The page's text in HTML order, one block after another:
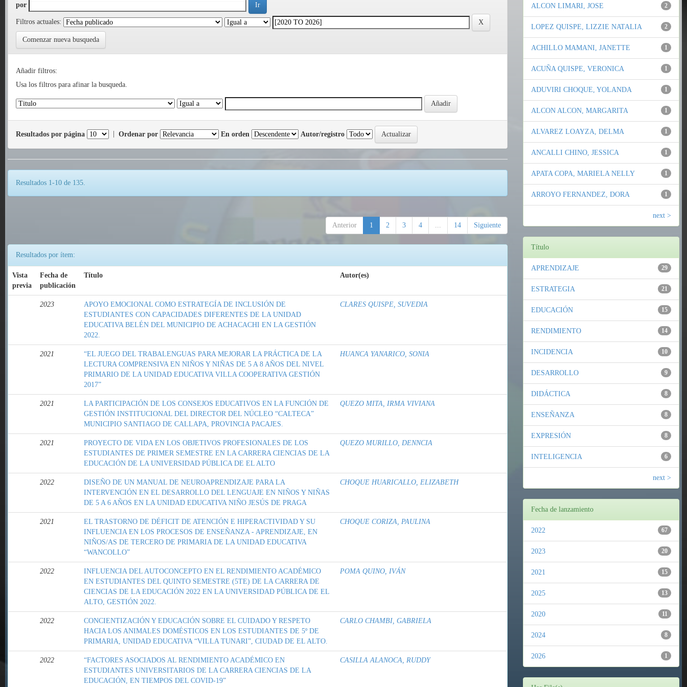
por
Filtros actuales:
Comenzar nueva busqueda
Añadir filtros:
Usa los filtros para afinar la busqueda.
Resultados por página Ordenar por En orden Autor/registro
Resultados 1-10 de 135.
Anterior 1 2 3 4 ... 14 Siguiente
Resultados por ítem:
Vista
previa
Fecha de
publicación
Título Autor(es)
2023
APOYO EMOCIONAL COMO ESTRATEGÍA DE INCLUSIÓN DE
ESTUDIANTES CON CAPACIDADES DIFERENTES DE LA UNIDAD
EDUCATIVA BELÉN DEL MUNICIPIO DE ACHACACHI EN LA GESTIÓN
2022.
CLARES QUISPE, SUVEDIA
2021
“EL JUEGO DEL TRABALENGUAS PARA MEJORAR LA PRÁCTICA DE LA
LECTURA COMPRENSIVA EN NIÑOS Y NIÑAS DE 5 A 8 AÑOS DEL NIVEL
PRIMARIO DE LA UNIDAD EDUCATIVA VILLA COOPERATIVA GESTIÓN
2017”
HUANCA YANARICO, SONIA
2021
LA PARTICIPACIÓN DE LOS CONSEJOS EDUCATIVOS EN LA FUNCIÓN DE
GESTIÓN INSTITUCIONAL DEL DIRECTOR DEL NÚCLEO “CALTECA”
MUNICIPIO SANTIAGO DE CALLAPA, PROVINCIA PACAJES.
QUEZO MITA, IRMA VIVIANA
2021
PROYECTO DE VIDA EN LOS OBJETIVOS PROFESIONALES DE LOS
ESTUDIANTES DE PRIMER SEMESTRE EN LA CARRERA CIENCIAS DE LA
EDUCACIÓN DE LA UNIVERSIDAD PÚBLICA DE EL ALTO
QUEZO MURILLO, DENNCIA
2022
DISEÑO DE UN MANUAL DE NEUROAPRENDIZAJE PARA LA
INTERVENCIÓN EN EL DESARROLLO DEL LENGUAJE EN NIÑOS Y NIÑAS
DE 5 A 6 AÑOS EN LA UNIDAD EDUCATIVA NIÑO JESÚS DE PRAGA
CHOQUE HUARICALLO, ELIZABETH
2021
EL TRASTORNO DE DÉFICIT DE ATENCIÓN E HIPERACTIVIDAD Y SU
INFLUENCIA EN LOS PROCESOS DE ENSEÑANZA - APRENDIZAJE, EN
NIÑOS/AS DE TERCERO DE PRIMARIA DE LA UNIDAD EDUCATIVA
“WANCOLLO”
CHOQUE CORIZA, PAULINA
2022
INFLUENCIA DEL AUTOCONCEPTO EN EL RENDIMIENTO ACADÉMICO
EN ESTUDIANTES DEL QUINTO SEMESTRE (5TE) DE LA CARRERA DE
CIENCIAS DE LA EDUCACIÓN 2022 EN LA UNIVERSIDAD PÚBLICA DE EL
ALTO, GESTIÓN 2022.
POMA QUINO, IVÁN
2022
CONCIENTIZACIÓN Y EDUCACIÓN SOBRE EL CUIDADO Y RESPETO
HACIA LOS ANIMALES DOMÉSTICOS EN LOS ESTUDIANTES DE 5º DE
PRIMARIA, UNIDAD EDUCATIVA “VILLA TUNARI”, CIUDAD DE EL ALTO.
CARLO CHAMBI, GABRIELA
2022
“FACTORES ASOCIADOS AL RENDIMIENTO ACADÉMICO EN
ESTUDIANTES UNIVERSITARIOS DE LA CARRERA CIENCIAS DE LA
EDUCACIÓN, EN TIEMPOS DEL COVID-19”
CASILLA ALANOCA, RUDDY
2
ALCON LIMARI, JOSE
2
LOPEZ QUISPE, LIZZIE NATALIA
1
ACHILLO MAMANI, JANETTE
1
ACUÑA QUISPE, VERONICA
1
ADUVIRI CHOQUE, YOLANDA
1
ALCON ALCON, MARGARITA
1
ALVAREZ LOAYZA, DELMA
1
ANCALLI CHINO, JESSICA
1
APATA COPA, MARIELA NELLY
1
ARROYO FERNANDEZ, DORA
next >
Título
29
APRENDIZAJE
21
ESTRATEGIA
15
EDUCACIÓN
14
RENDIMIENTO
10
INCIDENCIA
9
DESARROLLO
8
DIDÁCTICA
8
ENSEÑANZA
8
EXPRESIÓN
6
INTELIGENCIA
next >
Fecha de lanzamiento
67
2022
20
2023
15
2021
13
2025
11
2020
8
2024
1
2026